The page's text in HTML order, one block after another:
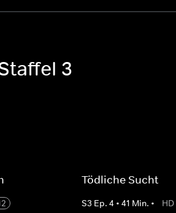
3
Tödliche Sucht
S3 Ep. 4 • 41 Min. • HD